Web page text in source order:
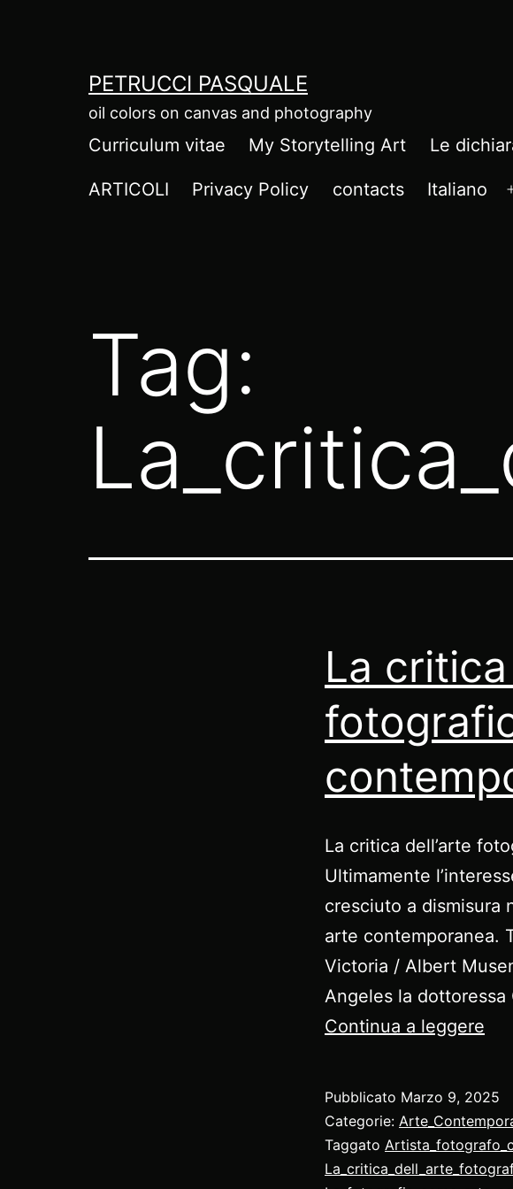
PETRUCCI PASQUALE
oil colors on canvas and photography
Curriculum vitae My Storytelling Art Le
ARTICOLI Privacy Policy contacts Italiano
Tag:
La critica
La critica dell’arte
Ultimamente
cresciuto a dismisura
arte contemporanea.
Victoria / Albert
Angeles la
Continua a leggere
Pubblicato Marzo 9, 2025
Categorie:
Taggato